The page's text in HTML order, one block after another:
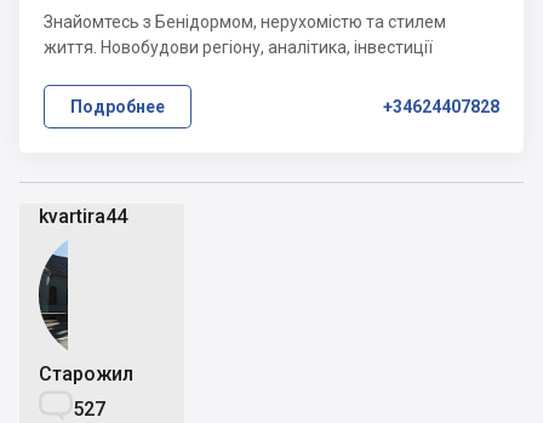
kvartira44
Старожил
527
Знайомтесь з Бенідормом, нерухомістю та стилем
життя. Новобудови регіону, аналітика, інвестиції
Подробнее +34624407828